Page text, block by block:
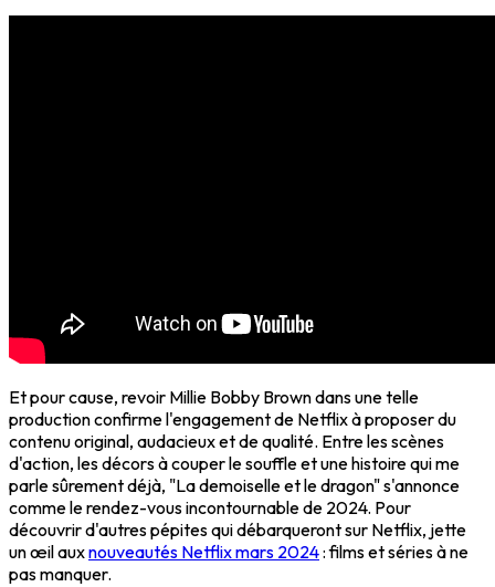
Et pour cause, revoir Millie Bobby Brown dans une telle
production confirme l'engagement de Netflix à proposer du
contenu original, audacieux et de qualité. Entre les scènes
d'action, les décors à couper le souffle et une histoire qui me
parle sûrement déjà, "La demoiselle et le dragon" s'annonce
comme le rendez-vous incontournable de 2024. Pour
découvrir d'autres pépites qui débarqueront sur Netflix, jette
un œil auxnouveautés Netflix mars 2024: films et séries à ne
pas manquer.